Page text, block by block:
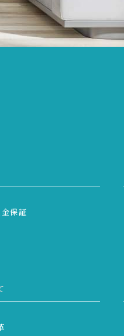
保証